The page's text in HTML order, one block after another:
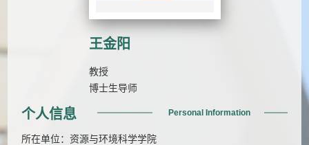
王金阳
教授
博士生导师
个人信息 Personal Information
所在单位：资源与环境科学学院